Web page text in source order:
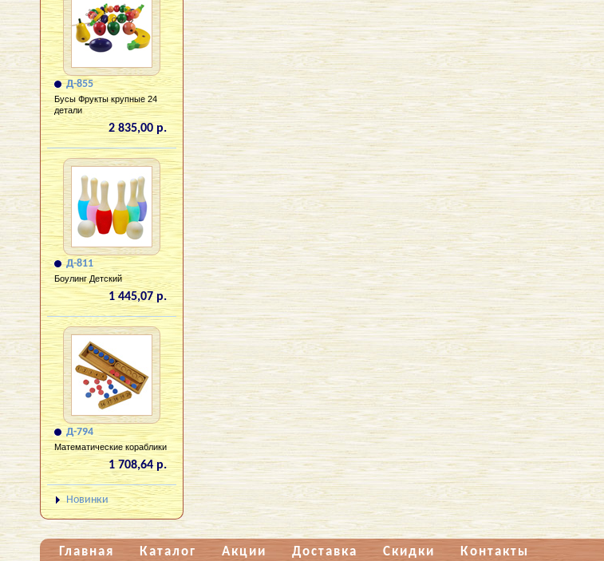
Д-855
Бусы Фрукты крупные 24
детали
2 835,00 р.
Д-811
Боулинг Детский
1 445,07 р.
Д-794
Математические кораблики
1 708,64 р.
Новинки
Главная Каталог Акции Доставка Скидки Контакты